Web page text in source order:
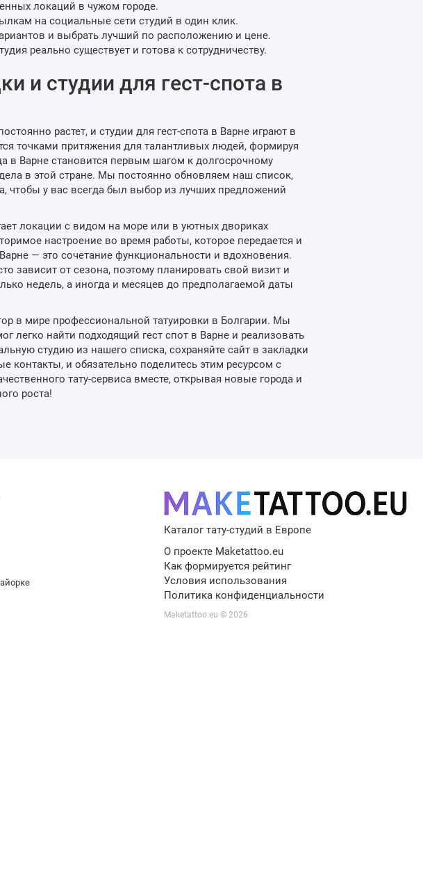
локаций в чужом городе.
на социальные сети студий в один клик.
и выбрать лучший по расположению и цене.
реально существует и готова к сотрудничеству.
и студии для гест-спота в
растет, и студии для гест-спота в Варне играют в
точками притяжения для талантливых людей, формируя
в Варне становится первым шагом к долгосрочному
в этой стране. Мы постоянно обновляем наш список,
чтобы у вас всегда был выбор из лучших предложений
локации с видом на море или в уютных двориках
настроение во время работы, которое передается и
— это сочетание функциональности и вдохновения.
зависит от сезона, поэтому планировать свой визит и
недель, а иногда и месяцев до предполагаемой даты
в мире профессиональной татуировки в Болгарии. Мы
легко найти подходящий гест спот в Варне и реализовать
студию из нашего списка, сохраняйте сайт в закладки
контакты, и обязательно поделитесь этим ресурсом с
тату-сервиса вместе, открывая новые города и
роста!
Каталог тату-студий в Европе
О проекте Maketattoo.eu
Как формируется рейтинг
Условия использования
Политика конфиденциальности
Maketattoo.eu © 2026